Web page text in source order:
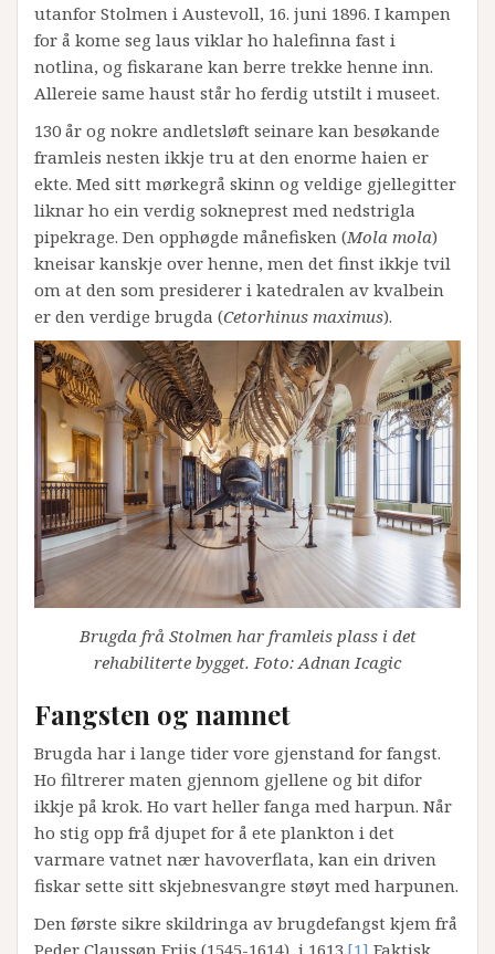
utanfor Stolmen i Austevoll, 16. juni 1896. I kampen
for å kome seg laus viklar ho halefinna fast i
notlina, og fiskarane kan berre trekke henne inn.
Allereie same haust står ho ferdig utstilt i museet.
130 år og nokre andletsløft seinare kan besøkande
framleis nesten ikkje tru at den enorme haien er
ekte. Med sitt mørkegrå skinn og veldige gjellegitter
liknar ho ein verdig sokneprest med nedstrigla
pipekrage. Den opphøgde månefisken (Mola mola)
kneisar kanskje over henne, men det finst ikkje tvil
om at den som presiderer i katedralen av kvalbein
er den verdige brugda (Cetorhinus maximus).
Brugda frå Stolmen har framleis plass i det
rehabiliterte bygget. Foto: Adnan Icagic
Fangsten og namnet
Brugda har i lange tider vore gjenstand for fangst.
Ho filtrerer maten gjennom gjellene og bit difor
ikkje på krok. Ho vart heller fanga med harpun. Når
ho stig opp frå djupet for å ete plankton i det
varmare vatnet nær havoverflata, kan ein driven
fiskar sette sitt skjebnesvangre støyt med harpunen.
Den første sikre skildringa av brugdefangst kjem frå